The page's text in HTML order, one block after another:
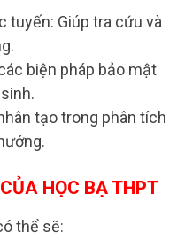
tuyến: Giúp tra cứu và
biện pháp bảo mật
tạo trong phân tích
HỌC BẠ THPT
thể sẽ: